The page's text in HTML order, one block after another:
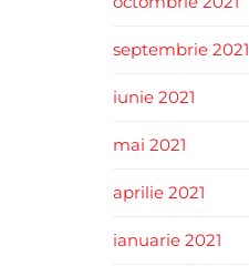
septembrie 2021
iunie 2021
mai 2021
aprilie 2021
ianuarie 2021